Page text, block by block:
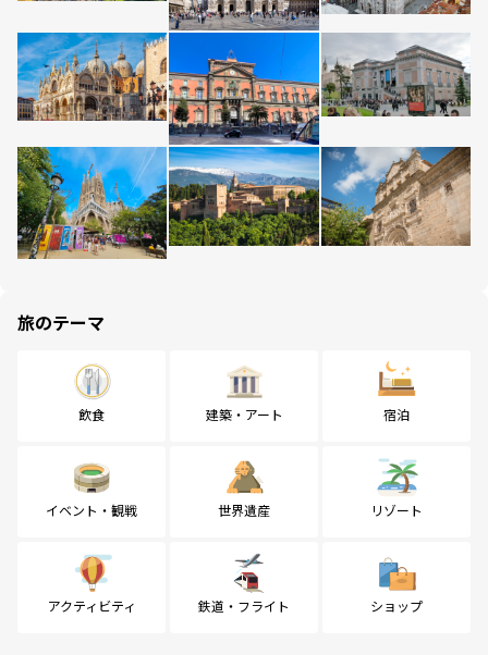
旅のテーマ
飲食 建築・アート 宿泊
イベント・観戦 世界遺産 リゾート
アクティビティ 鉄道・フライト ショップ